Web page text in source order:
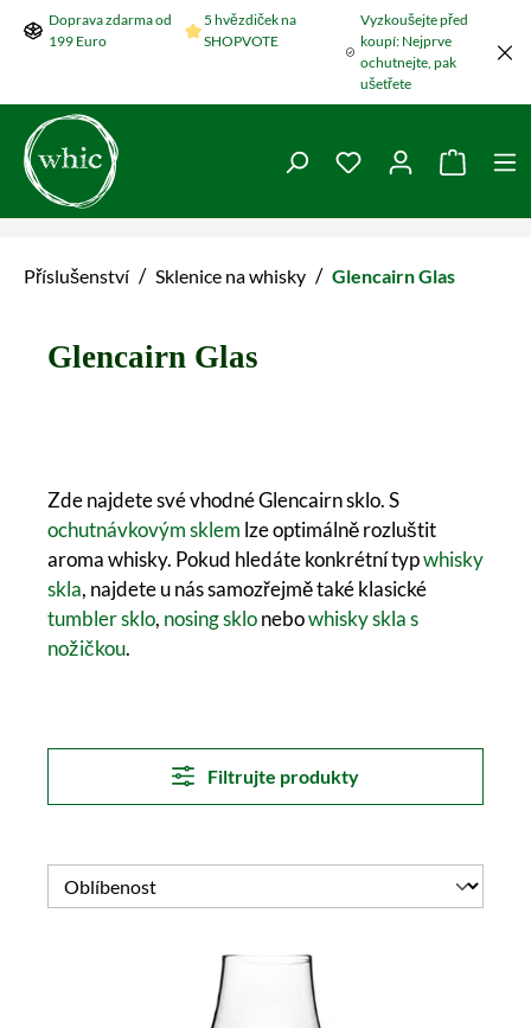
Přeskočit na hlavní obsah
Doprava zdarma od
199 Euro
5 hvězdiček na
SHOPVOTE
Vyzkoušejte před
koupí: Nejprve
ochutnejte, pak
ušetřete
Máte 0 položky v
Příslušenství / Sklenice na whisky / Glencairn Glas
Glencairn Glas
Zde najdete své vhodné Glencairn sklo. S
ochutnávkovým sklem lze optimálně rozluštit
aroma whisky. Pokud hledáte konkrétní typwhisky
skla, najdete u nás samozřejmě také klasické
tumbler sklo, nosing sklonebowhisky skla s
nožičkou.
Filtrujte produkty